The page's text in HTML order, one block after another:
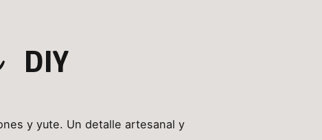
DIY
y yute. Un detalle artesanal y